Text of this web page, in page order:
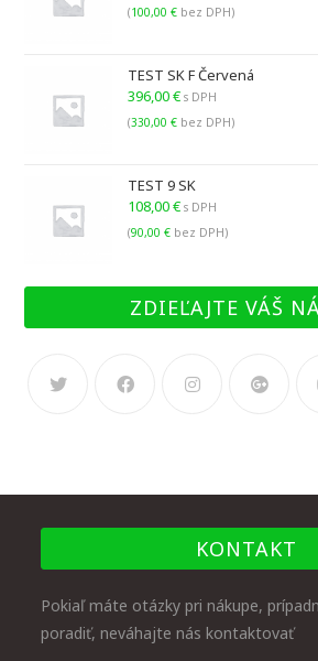
(100,00€ bez DPH)
TEST SK F Červená
396,00€ s DPH
(330,00€ bez DPH)
TEST 9 SK
108,00€ s DPH
(90,00€ bez DPH)
ZDIEĽAJTE VÁŠ
KONTAKT
Pokiaľ máte otázky pri nákupe,
poradiť, neváhajte nás kontaktovať